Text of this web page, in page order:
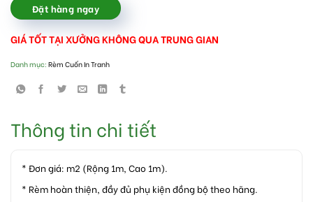
Đặt hàng ngay
GIÁ TỐT TẠI XƯỞNG KHÔNG QUA TRUNG GIAN
Danh mục: Rèm Cuốn In Tranh
Thông tin chi tiết
* Đơn giá: m2 (Rộng 1m, Cao 1m).
* Rèm hoàn thiện, đầy đủ phụ kiện đồng bộ theo hãng.